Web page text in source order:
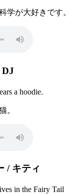
学が大好きです。
DJ
a hoodie.
。
/ キティ
in the Fairy Tail